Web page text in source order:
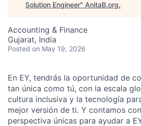
Solution Engineer" AnitaB.org.
Accounting & Finance
Gujarat, India
Posted on May 19, 2026
En EY, tendrás la oportunidad de
tan única como tú, con la escala
cultura inclusiva y la tecnología
mejor versión de ti. Y contamos
perspectiva únicas para ayudar a